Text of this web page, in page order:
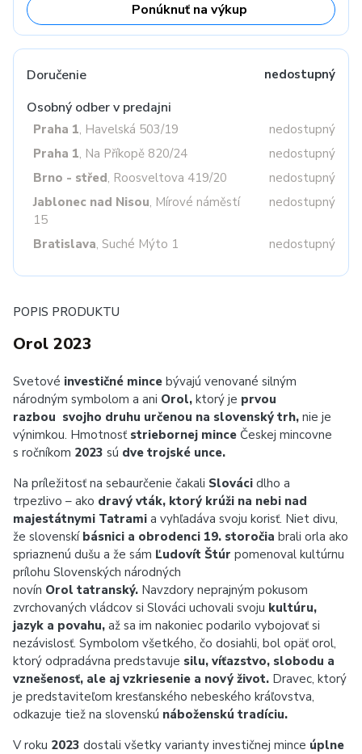
Ponúknuť na výkup
Doručenie nedostupný
Osobný odber v predajni
Praha 1, Havelská 503/19
nedostupný
Praha 1, Na Příkopě 820/24
nedostupný
Brno - střed, Roosveltova 419/20
nedostupný
Jablonec nad Nisou, Mírové náměstí
15
nedostupný
Bratislava, Suché Mýto 1 nedostupný
POPIS PRODUKTU
Orol 2023
Svetové investičné mince bývajú venované silným
národným symbolom a ani Orol, ktorý je prvou
razbou svojho druhu určenou na slovenský trh, nie je
výnimkou. Hmotnosť striebornej mince Českej mincovne
s ročníkom 2023 sú dve trojské unce.
Na príležitosť na sebaurčenie čakali Slováci dlho a
trpezlivo – ako dravý vták, ktorý krúži na nebi nad
majestátnymi Tatrami a vyhľadáva svoju korisť. Niet divu,
že slovenskí básnici a obrodenci 19. storočia brali orla ako
spriaznenú dušu a že sám Ľudovít Štúr pomenoval kultúrnu
prílohu Slovenských národných
novín Orol tatranský. Navzdory neprajným pokusom
zvrchovaných vládcov si Slováci uchovali svoju kultúru,
jazyk a povahu, až sa im nakoniec podarilo vybojovať si
nezávislosť. Symbolom všetkého, čo dosiahli, bol opäť orol,
ktorý odpradávna predstavuje silu, víťazstvo, slobodu a
vznešenosť, ale aj vzkriesenie a nový život. Dravec, ktorý
je predstaviteľom kresťanského nebeského kráľovstva,
odkazuje tiež na slovenskú náboženskú tradíciu.
V roku 2023 dostali všetky varianty investičnej mince úplne